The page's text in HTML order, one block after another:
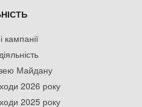
кампанії
Майдану
2026 року
2025 року